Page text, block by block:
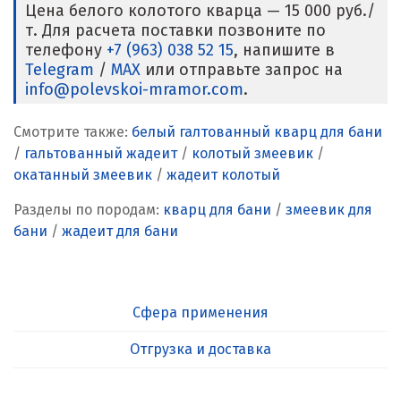
Цена белого колотого кварца — 15 000 руб./
т. Для расчета поставки позвоните по
телефону +7 (963) 038 52 15, напишите в
Telegram / MAX или отправьте запрос на
info@polevskoi-mramor.com.
Смотрите также: белый галтованный кварц для бани
/ гальтованный жадеит/ колотый змеевик /
окатанный змеевик / жадеит колотый
Разделы по породам: кварц для бани / змеевик для
бани / жадеит для бани
Сфера применения
Отгрузка и доставка